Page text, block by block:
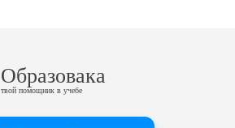
Образовака
твой помощник в учебе